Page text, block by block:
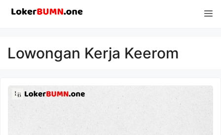
Langsung
Lowongan Kerja Keerom